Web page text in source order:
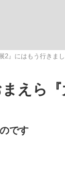
手が証言した
』にはもう行きまし
えら『
です